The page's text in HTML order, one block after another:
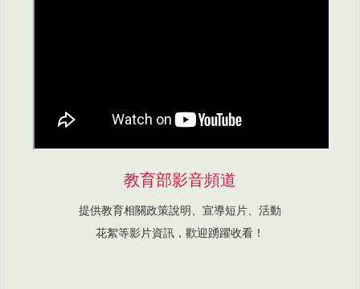
教育部影音頻道
提供教育相關政策說明、宣導短片、活動
花絮等影片資訊，歡迎踴躍收看！